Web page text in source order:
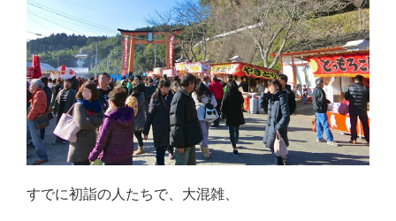
すでに初詣の人たちで、大混雑、